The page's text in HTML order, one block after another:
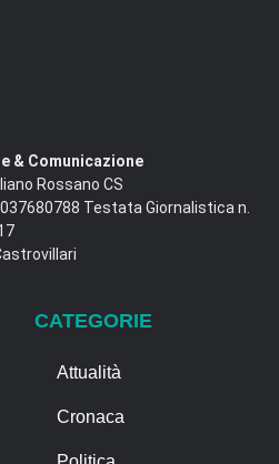
& Comunicazione
Rossano CS
Testata Giornalistica n.
CATEGORIE
Attualità
Cronaca